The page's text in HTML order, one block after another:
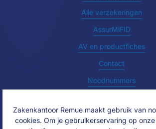
Alle verzekeringen
AssurMiFID
AV en productfiches
Contact
Noodnummers
Zakenkantoor Remue maakt gebruik van
cookies. Om je gebruikerservaring op